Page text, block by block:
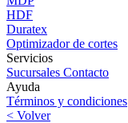
HDF
Duratex
Optimizador de cortes
Servicios
Sucursales Contacto
Ayuda
Términos y condiciones
< Volver